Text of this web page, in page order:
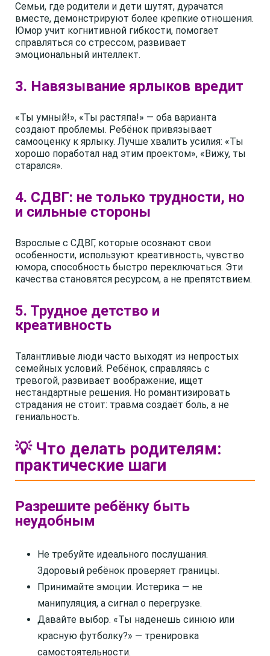
Семьи, где родители и дети шутят, дурачатся
вместе, демонстрируют более крепкие отношения.
Юмор учит когнитивной гибкости, помогает
справляться со стрессом, развивает
эмоциональный интеллект.
3. Навязывание ярлыков вредит
«Ты умный!», «Ты растяпа!» — оба варианта
создают проблемы. Ребёнок привязывает
самооценку к ярлыку. Лучше хвалить усилия: «Ты
хорошо поработал над этим проектом», «Вижу, ты
старался».
4. СДВГ: не только трудности, но
и сильные стороны
Взрослые с СДВГ, которые осознают свои
особенности, используют креативность, чувство
юмора, способность быстро переключаться. Эти
качества становятся ресурсом, а не препятствием.
5. Трудное детство и
креативность
Талантливые люди часто выходят из непростых
семейных условий. Ребёнок, справляясь с
тревогой, развивает воображение, ищет
нестандартные решения. Но романтизировать
страдания не стоит: травма создаёт боль, а не
гениальность.
💡 Что делать родителям:
практические шаги
Разрешите ребёнку быть
неудобным
Не требуйте идеального послушания.
Здоровый ребёнок проверяет границы.
Принимайте эмоции. Истерика — не
манипуляция, а сигнал о перегрузке.
Давайте выбор. «Ты наденешь синюю или
красную футболку?» — тренировка
самостоятельности.